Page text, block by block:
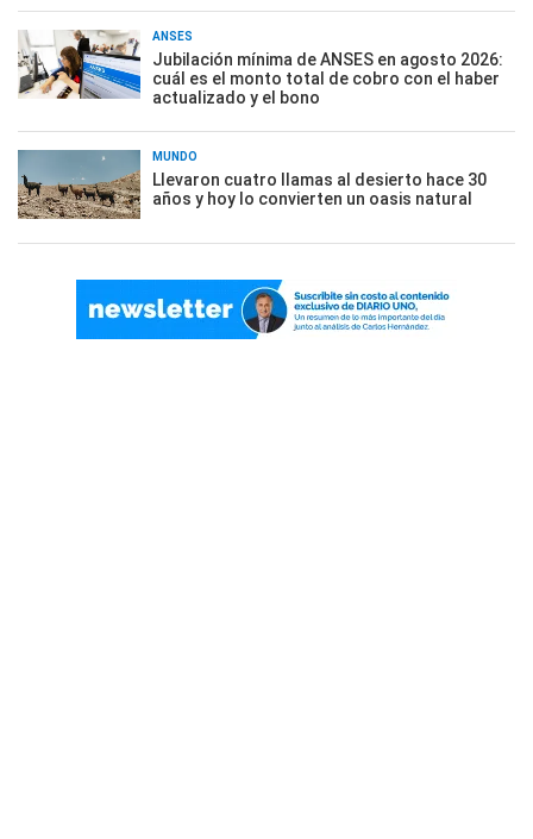
ANSES
Jubilación mínima de ANSES en agosto 2026:
cuál es el monto total de cobro con el haber
actualizado y el bono
MUNDO
Llevaron cuatro llamas al desierto hace 30
años y hoy lo convierten un oasis natural